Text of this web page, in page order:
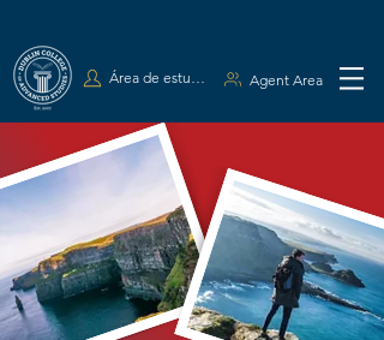
Área de estudiantes Agent Area